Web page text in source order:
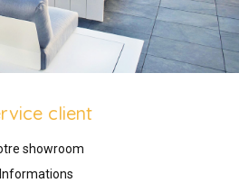
client
showroom
Informations